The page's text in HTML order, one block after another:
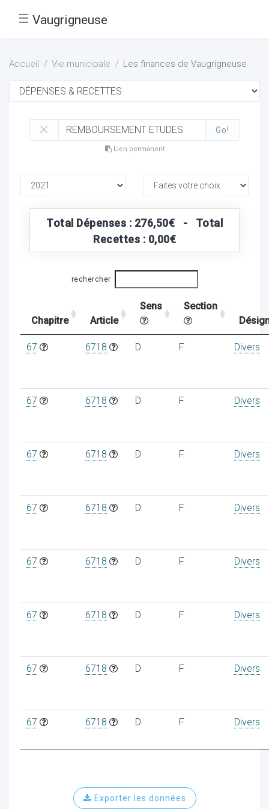
☰ Vaugrigneuse
Accueil Vie municipale Les finances de Vaugrigneuse
Go!
Lien permanent
Total Dépenses : 276,50€ - Total
Recettes : 0,00€
rechercher
Chapitre Article
Sens
Section
67 6718 D F Divers
67 6718 D F Divers
67 6718 D F Divers
67 6718 D F Divers
67 6718 D F Divers
67 6718 D F Divers
67 6718 D F Divers
67 6718 D F Divers
Exporter les données